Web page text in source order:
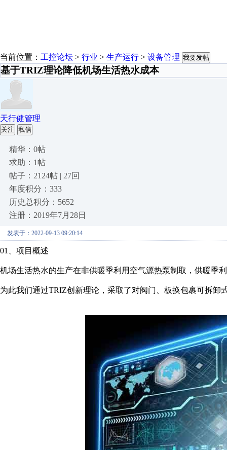
当前位置： 工控论坛 > 行业 > 生产运行 > 设备管理 我要发帖
基于TRIZ理论降低机场生活热水成本
天行健管理
关注 私信
精华：0帖
求助：1帖
帖子：2124帖 | 27回
年度积分：333
历史总积分：5652
注册：2019年7月28日
发表于：2022-09-13 09:20:14
01、项目概述
机场生活热水的生产在非供暖季利用空气源热泵制取，供暖季
为此我们通过TRIZ创新理论，采取了对阀门、板换包裹可拆